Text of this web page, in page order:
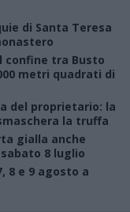
di Santa Teresa
confine tra Busto
metri quadrati di
del proprietario: la
la truffa
gialla anche
8 luglio
8 e 9 agosto a